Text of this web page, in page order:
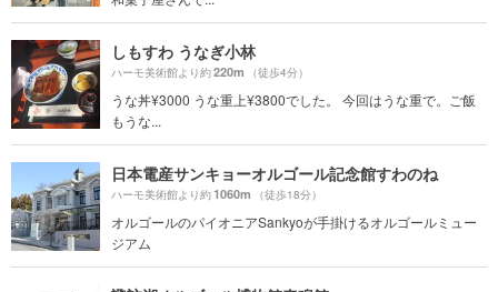
しもすわ うなぎ小林
ハーモ美術館より約220m （徒歩4分）
うな丼¥3000 うな重上¥3800でした。 今回はうな重で。ご飯
もうな...
日本電産サンキョーオルゴール記念館すわのね
ハーモ美術館より約1060m （徒歩18分）
オルゴールのパイオニアSankyoが手掛けるオルゴールミュー
ジアム